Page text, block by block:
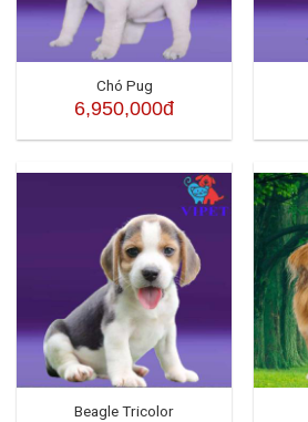
Chó Pug
6,950,000đ
Beagle Tricolor